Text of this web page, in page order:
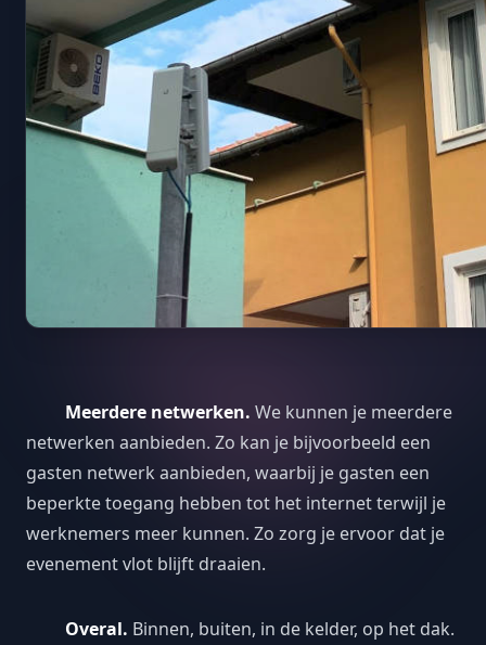
Meerdere netwerken. We kunnen je meerdere
netwerken aanbieden. Zo kan je bijvoorbeeld een
gasten netwerk aanbieden, waarbij je gasten een
beperkte toegang hebben tot het internet terwijl je
werknemers meer kunnen. Zo zorg je ervoor dat je
evenement vlot blijft draaien.
Overal. Binnen, buiten, in de kelder, op het dak.